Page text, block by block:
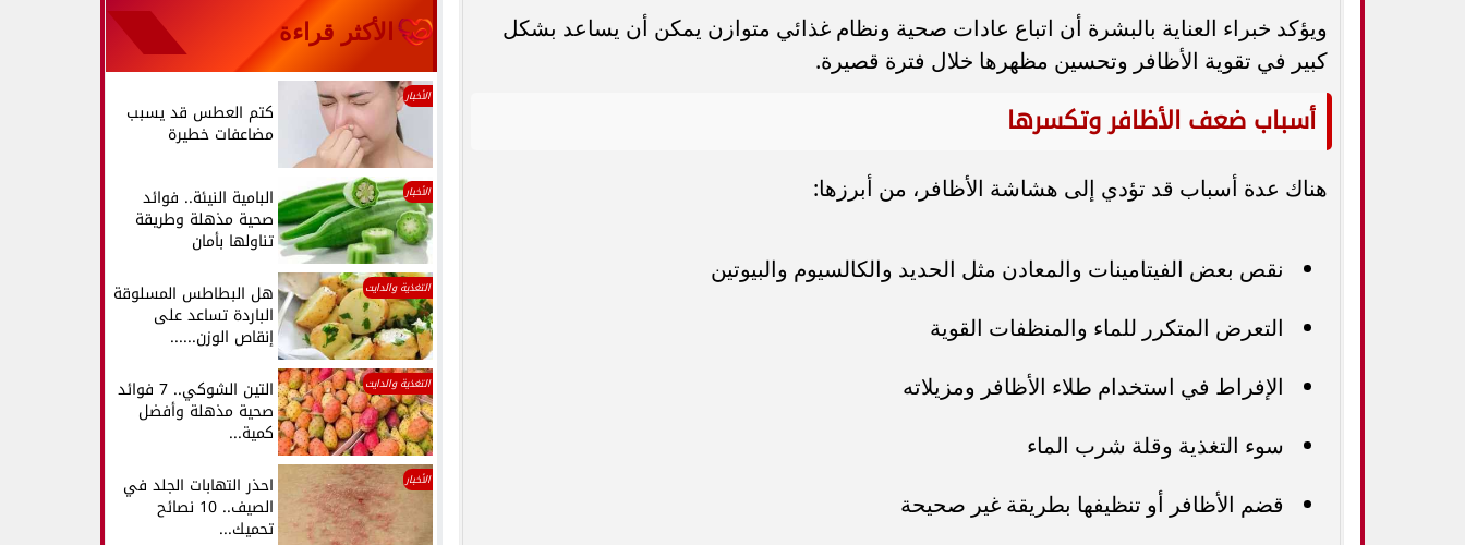
ويؤكد خبراء العناية بالبشرة أن اتباع عادات صحية ونظام غذائي متوازن يمكن أن يساعد بشكل
كبير في تقوية الأظافر وتحسين مظهرها خلال فترة قصيرة.
أسباب ضعف الأظافر وتكسرها
هناك عدة أسباب قد تؤدي إلى هشاشة الأظافر، من أبرزها:
نقص بعض الفيتامينات والمعادن مثل الحديد والكالسيوم والبيوتين
التعرض المتكرر للماء والمنظفات القوية
الإفراط في استخدام طلاء الأظافر ومزيلاته
سوء التغذية وقلة شرب الماء
قضم الأظافر أو تنظيفها بطريقة غير صحيحة
الأكثر قراءة
الأخبار
كتم العطس قد يسبب
مضاعفات خطيرة
الأخبار البامية النيئة.. فوائد
صحية مذهلة وطريقة
تناولها بأمان
التغذية والدايت هل البطاطس المسلوقة
الباردة تساعد على
إنقاص الوزن......
التغذية والدايت التين الشوكي.. 7 فوائد
صحية مذهلة وأفضل
كمية...
الأخبار احذر التهابات الجلد في
الصيف.. 10 نصائح
تحميك...